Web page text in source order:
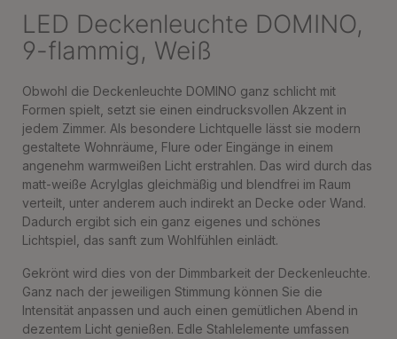
LED Deckenleuchte DOMINO,
9-flammig, Weiß
Obwohl die Deckenleuchte DOMINO ganz schlicht mit
Formen spielt, setzt sie einen eindrucksvollen Akzent in
jedem Zimmer. Als besondere Lichtquelle lässt sie modern
gestaltete Wohnräume, Flure oder Eingänge in einem
angenehm warmweißen Licht erstrahlen. Das wird durch das
matt-weiße Acrylglas gleichmäßig und blendfrei im Raum
verteilt, unter anderem auch indirekt an Decke oder Wand.
Dadurch ergibt sich ein ganz eigenes und schönes
Lichtspiel, das sanft zum Wohlfühlen einlädt.
Gekrönt wird dies von der Dimmbarkeit der Deckenleuchte.
Ganz nach der jeweiligen Stimmung können Sie die
Intensität anpassen und auch einen gemütlichen Abend in
dezentem Licht genießen. Edle Stahlelemente umfassen